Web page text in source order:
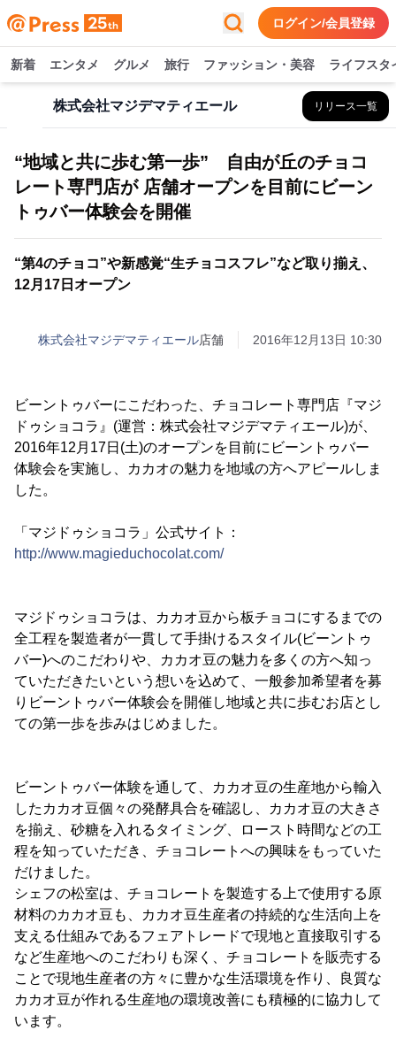
ログイン/会員登録
新着 エンタメ グルメ 旅行 ファッション・美容 ライフスタ
株式会社マジデマティエール リリース一覧
“地域と共に歩む第一歩” 自由が丘のチョコ
レート専門店が 店舗オープンを目前にビーン
トゥバー体験会を開催
“第4のチョコ”や新感覚“生チョコスフレ”など取り揃え、
12月17日オープン
株式会社マジデマティエール店舗 2016年12月13日 10:30
ビーントゥバーにこだわった、チョコレート専門店『マジ
ドゥショコラ』(運営：株式会社マジデマティエール)が、
2016年12月17日(土)のオープンを目前にビーントゥバー
体験会を実施し、カカオの魅力を地域の方へアピールしま
した。
「マジドゥショコラ」公式サイト：
http://www.magieduchocolat.com/
マジドゥショコラは、カカオ豆から板チョコにするまでの
全工程を製造者が一貫して手掛けるスタイル(ビーントゥ
バー)へのこだわりや、カカオ豆の魅力を多くの方へ知っ
ていただきたいという想いを込めて、一般参加希望者を募
りビーントゥバー体験会を開催し地域と共に歩むお店とし
ての第一歩を歩みはじめました。
ビーントゥバー体験を通して、カカオ豆の生産地から輸入
したカカオ豆個々の発酵具合を確認し、カカオ豆の大きさ
を揃え、砂糖を入れるタイミング、ロースト時間などの工
程を知っていただき、チョコレートへの興味をもっていた
だけました。
シェフの松室は、チョコレートを製造する上で使用する原
材料のカカオ豆も、カカオ豆生産者の持続的な生活向上を
支える仕組みであるフェアトレードで現地と直接取引する
など生産地へのこだわりも深く、チョコレートを販売する
ことで現地生産者の方々に豊かな生活環境を作り、良質な
カカオ豆が作れる生産地の環境改善にも積極的に協力して
います。